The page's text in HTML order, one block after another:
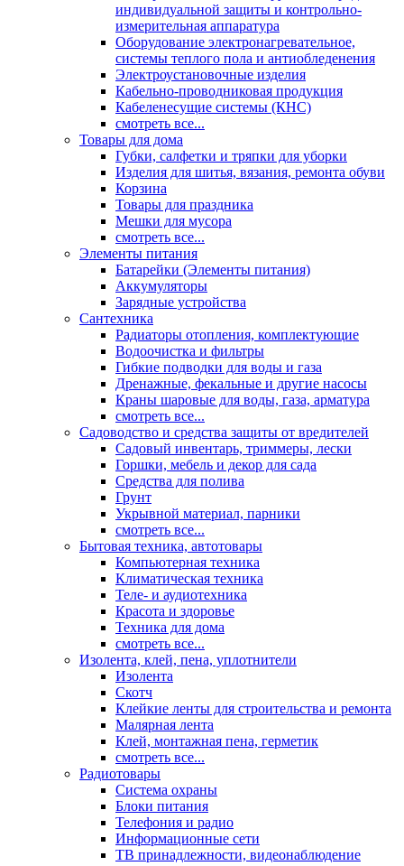
индивидуальной защиты и контрольно-
измерительная аппаратура
Оборудование электронагревательное,
системы теплого пола и антиобледенения
Электроустановочные изделия
Кабельно-проводниковая продукция
Кабеленесущие системы (КНС)
смотреть все...
Товары для дома
Губки, салфетки и тряпки для уборки
Изделия для шитья, вязания, ремонта обуви
Корзина
Товары для праздника
Мешки для мусора
смотреть все...
Элементы питания
Батарейки (Элементы питания)
Аккумуляторы
Зарядные устройства
Сантехника
Радиаторы отопления, комплектующие
Водоочистка и фильтры
Гибкие подводки для воды и газа
Дренажные, фекальные и другие насосы
Краны шаровые для воды, газа, арматура
смотреть все...
Садоводство и средства защиты от вредителей
Садовый инвентарь, триммеры, лески
Горшки, мебель и декор для сада
Средства для полива
Грунт
Укрывной материал, парники
смотреть все...
Бытовая техника, автотовары
Компьютерная техника
Климатическая техника
Теле- и аудиотехника
Красота и здоровье
Техника для дома
смотреть все...
Изолента, клей, пена, уплотнители
Изолента
Скотч
Клейкие ленты для строительства и ремонта
Малярная лента
Клей, монтажная пена, герметик
смотреть все...
Радиотовары
Система охраны
Блоки питания
Телефония и радио
Информационные сети
ТВ принадлежности, видеонаблюдение